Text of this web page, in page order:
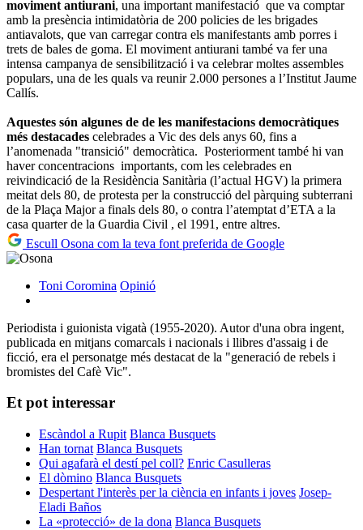
moviment antiurani, una important manifestació que va comptar
amb la presència intimidatòria de 200 policies de les brigades
antiavalots, que van carregar contra els manifestants amb porres i
trets de bales de goma. El moviment antiurani també va fer una
intensa campanya de sensibilització i va celebrar moltes assembles
populars, una de les quals va reunir 2.000 persones a l’Institut Jaume
Callís.
Aquestes són algunes de de les manifestacions democràtiques
més destacades celebrades a Vic des dels anys 60, fins a
l’anomenada "transició" democràtica. Posteriorment també hi van
haver concentracions importants, com les celebrades en
reivindicació de la Residència Sanitària (l’actual HGV) la primera
meitat dels 80, de protesta per la construcció del pàrquing subterrani
de la Plaça Major a finals dels 80, o contra l’atemptat d’ETA a la
casa quarter de la Guardia Civil , el 1991, entre altres.
Escull Osona com la teva font preferida de Google
Toni Coromina Opinió
Periodista i guionista vigatà (1955-2020). Autor d'una obra ingent,
publicada en mitjans comarcals i nacionals i llibres d'assaig i de
ficció, era el personatge més destacat de la "generació de rebels i
bromistes del Cafè Vic".
Et pot interessar
Escàndol a Rupit Blanca Busquets
Han tornat Blanca Busquets
Qui agafarà el destí pel coll? Enric Casulleras
El dòmino Blanca Busquets
Despertant l'interès per la ciència en infants i joves Josep-
Eladi Baños
La «protecció» de la dona Blanca Busquets